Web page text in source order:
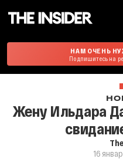
НАМ ОЧЕНЬ
Подпишитесь на
Жену Ильдара
16